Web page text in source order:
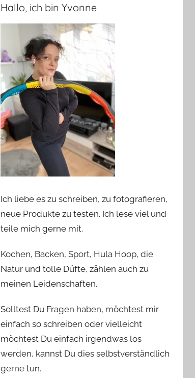
Hallo, ich bin Yvonne
Ich liebe es zu schreiben, zu fotografieren,
neue Produkte zu testen. Ich lese viel und
teile mich gerne mit.
Kochen, Backen, Sport, Hula Hoop, die
Natur und tolle Düfte, zählen auch zu
meinen Leidenschaften.
Solltest Du Fragen haben, möchtest mir
einfach so schreiben oder vielleicht
möchtest Du einfach irgendwas los
werden, kannst Du dies selbstverständlich
gerne tun.